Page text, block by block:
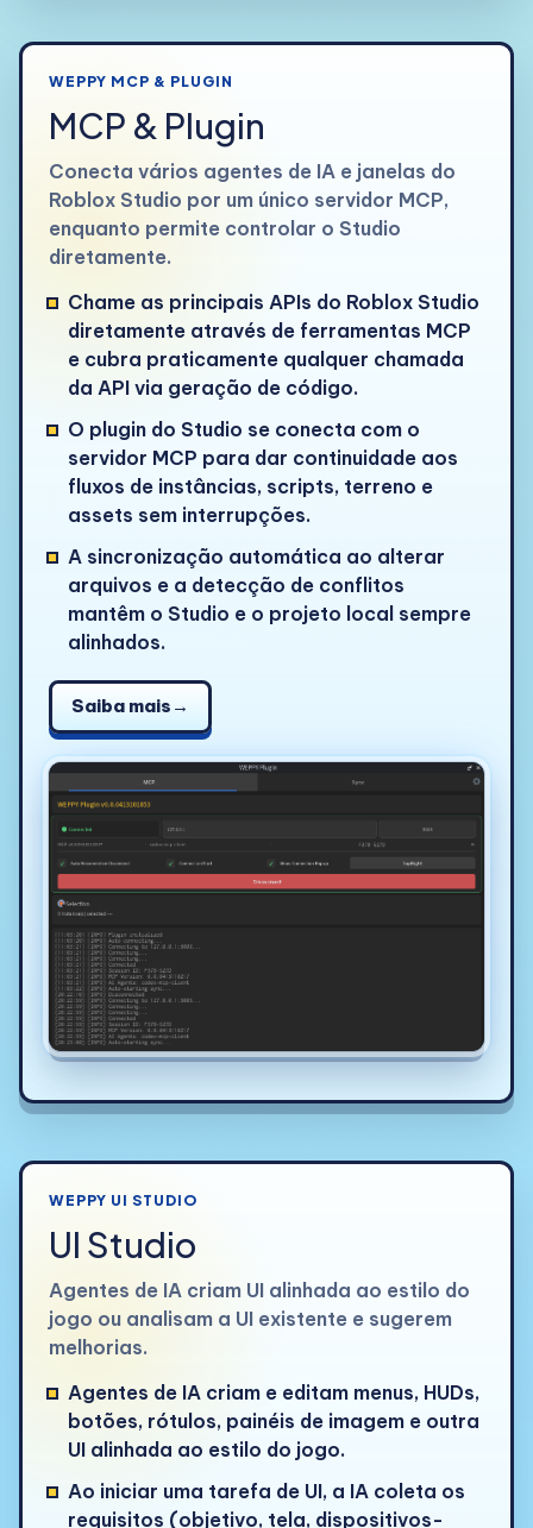
WEPPY MCP & PLUGIN
MCP & Plugin
Conecta vários agentes de IA e janelas do
Roblox Studio por um único servidor MCP,
enquanto permite controlar o Studio
diretamente.
Chame as principais APIs do Roblox Studio
diretamente através de ferramentas MCP
e cubra praticamente qualquer chamada
da API via geração de código.
O plugin do Studio se conecta com o
servidor MCP para dar continuidade aos
fluxos de instâncias, scripts, terreno e
assets sem interrupções.
A sincronização automática ao alterar
arquivos e a detecção de conflitos
mantêm o Studio e o projeto local sempre
alinhados.
Saiba mais →
WEPPY UI STUDIO
UI Studio
Agentes de IA criam UI alinhada ao estilo do
jogo ou analisam a UI existente e sugerem
melhorias.
Agentes de IA criam e editam menus, HUDs,
botões, rótulos, painéis de imagem e outra
UI alinhada ao estilo do jogo.
Ao iniciar uma tarefa de UI, a IA coleta os
requisitos (objetivo, tela, dispositivos-